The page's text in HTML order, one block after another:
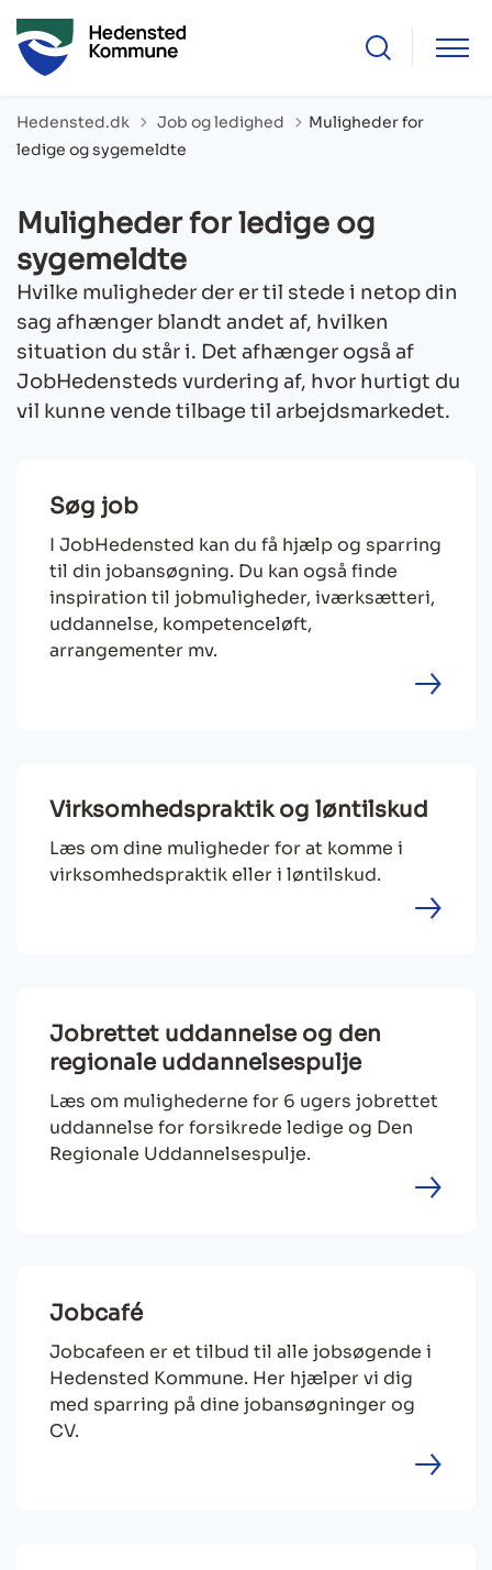
Hedensted.dk Tilbage til
Job og ledighed
Muligheder for
ledige og sygemeldte
Muligheder for ledige og
sygemeldte
Hvilke muligheder der er til stede i netop din
sag afhænger blandt andet af, hvilken
situation du står i. Det afhænger også af
JobHedensteds vurdering af, hvor hurtigt du
vil kunne vende tilbage til arbejdsmarkedet.
Søg job
I JobHedensted kan du få hjælp og sparring
til din jobansøgning. Du kan også finde
inspiration til jobmuligheder, iværksætteri,
uddannelse, kompetenceløft,
arrangementer mv.
Virksomhedspraktik og løntilskud
Læs om dine muligheder for at komme i
virksomhedspraktik eller i løntilskud.
Jobrettet uddannelse og den
regionale uddannelsespulje
Læs om mulighederne for 6 ugers jobrettet
uddannelse for forsikrede ledige og Den
Regionale Uddannelsespulje.
Jobcafé
Jobcafeen er et tilbud til alle jobsøgende i
Hedensted Kommune. Her hjælper vi dig
med sparring på dine jobansøgninger og
CV.